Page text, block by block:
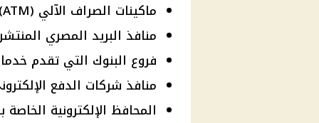
ماكينات الصراف الآلي (ATM) التابعة للبنوك المختلفة.
منافذ البريد المصري
فروع البنوك التي تقدم
منافذ شركات الدفع
المحافظ الإلكترونية